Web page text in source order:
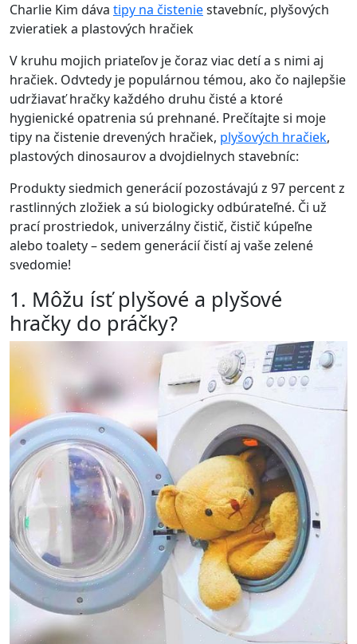
Charlie Kim dáva tipy na čisteniestavebníc, plyšových
zvieratiek a plastových hračiek
V kruhu mojich priateľov je čoraz viac detí a s nimi aj
hračiek. Odvtedy je populárnou témou, ako čo najlepšie
udržiavať hračky každého druhu čisté a ktoré
hygienické opatrenia sú prehnané. Prečítajte si moje
tipy na čistenie drevených hračiek, plyšových hračiek,
plastových dinosaurov a dvojdielnych stavebníc:
Produktysiedmich generáciípozostávajú z 97 percent z
rastlinných zložiek a sú biologicky odbúrateľné. Či už
prací prostriedok, univerzálny čistič, čistič kúpeľne
alebo toalety – sedem generácií čistí aj vaše zelené
svedomie!
1. Môžu ísť plyšové a plyšové
hračky do práčky?